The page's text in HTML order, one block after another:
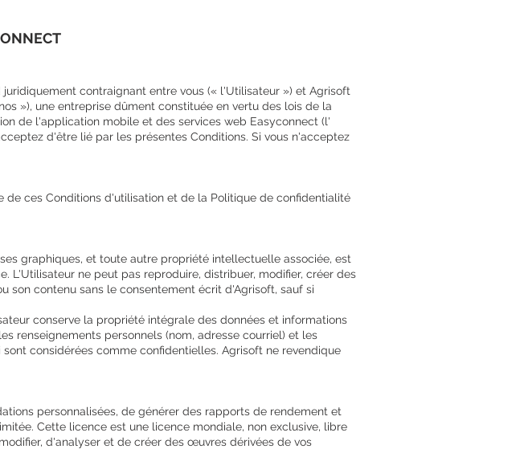
contraignant entre vous (« l'Utilisateur ») et Agrisoft
»), une entreprise dûment constituée en vertu des lois de la
de l'application mobile et des services web Easyconnect (l'
d'être lié par les présentes Conditions. Si vous n'acceptez
ces Conditions d'utilisation et de la Politique de confidentialité
graphiques, et toute autre propriété intellectuelle associée, est
ne peut pas reproduire, distribuer, modifier, créer des
contenu sans le consentement écrit d'Agrisoft, sauf si
conserve la propriété intégrale des données et informations
renseignements personnels (nom, adresse courriel) et les
considérées comme confidentielles. Agrisoft ne revendique
personnalisées, de générer des rapports de rendement et
Cette licence est une licence mondiale, non exclusive, libre
d'analyser et de créer des œuvres dérivées de vos